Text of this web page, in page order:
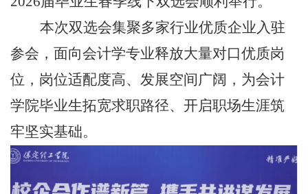
本次双选会集聚多家行业优质企业入驻
参会，面向会计学专业释放大量对口优质岗
位，岗位适配度高、发展空间广阔，为会计
学院毕业生拓宽求职路径、开启职场生涯筑
牢坚实基础。